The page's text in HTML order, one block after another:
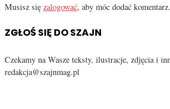
Musisz się zalogować, aby móc dodać komentarz.
ZGŁOŚ SIĘ DO SZAJN
Czekamy na Wasze teksty, ilustracje, zdjęcia i
redakcja@szajnmag.pl